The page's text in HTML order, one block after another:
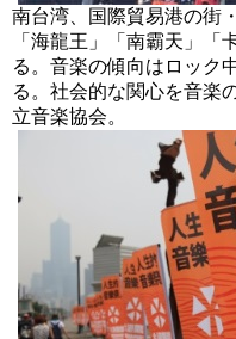
南台湾、国際貿易港の街
「海龍王」「南霸天」
る。音楽の傾向はロック
る。社会的な関心を音楽
立音楽協会。